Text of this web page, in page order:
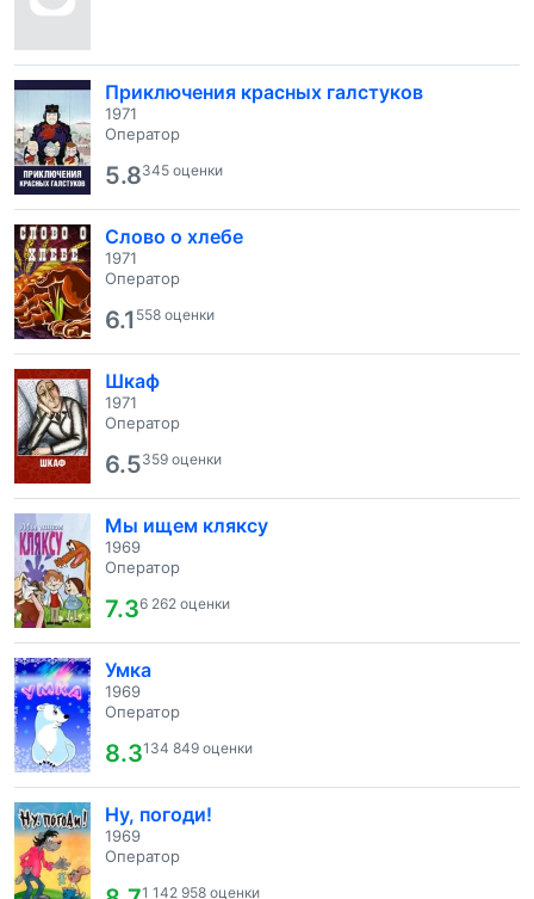
Приключения красных галстуков
1971
Оператор
5.8345 оценки
Слово о хлебе
1971
Оператор
6.1 558 оценки
Шкаф
1971
Оператор
6.5359 оценки
Мы ищем кляксу
1969
Оператор
7.36 262 оценки
Умка
1969
Оператор
8.3134 849 оценки
Ну, погоди!
1969
Оператор
1 142 958 оценки